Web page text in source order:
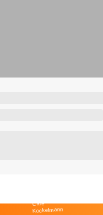
Café
Kockelmann